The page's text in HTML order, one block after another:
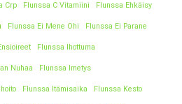
Crp Flunssa C Vitamiini Flunssa Ehkäisy
Flunssa Ei Mene Ohi Flunssa Ei Parane
Flunssa Ihottuma
Nuhaa Flunssa Imetys
Flunssa Itämisaika Flunssa Kesto